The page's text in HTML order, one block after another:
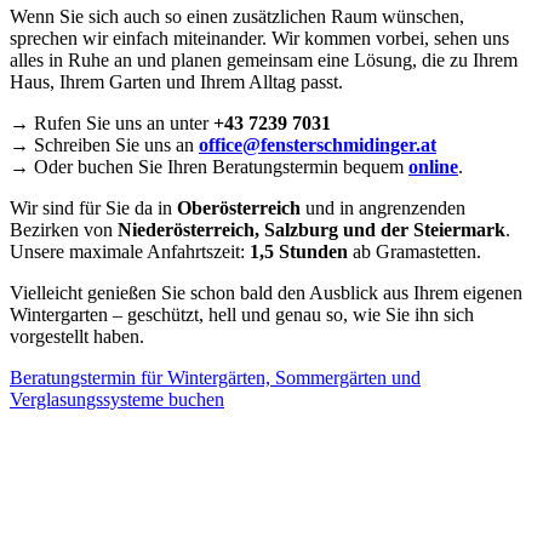
Wenn Sie sich auch so einen zusätzlichen Raum wünschen,
sprechen wir einfach miteinander. Wir kommen vorbei, sehen uns
alles in Ruhe an und planen gemeinsam eine Lösung, die zu Ihrem
Haus, Ihrem Garten und Ihrem Alltag passt.
→ Rufen Sie uns an unter+43 7239 7031
→ Schreiben Sie uns an office@fensterschmidinger.at
→ Oder buchen Sie Ihren Beratungstermin bequem online.
Wir sind für Sie da in Oberösterreich und in angrenzenden
Bezirken von Niederösterreich, Salzburg und der Steiermark.
Unsere maximale Anfahrtszeit: 1,5 Stunden ab Gramastetten.
Vielleicht genießen Sie schon bald den Ausblick aus Ihrem eigenen
Wintergarten – geschützt, hell und genau so, wie Sie ihn sich
vorgestellt haben.
Beratungstermin für Wintergärten, Sommergärten und
Verglasungssysteme buchen